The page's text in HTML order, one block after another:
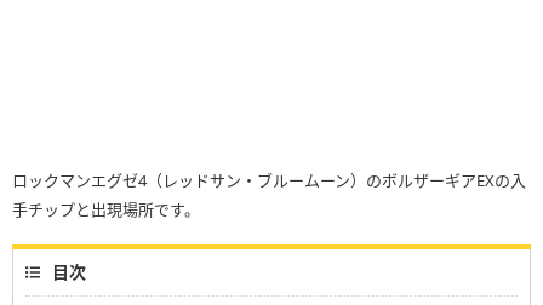
ロックマンエグゼ4（レッドサン・ブルームーン）のボルザーギアEXの入
手チップと出現場所です。
目次